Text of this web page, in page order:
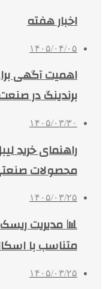
اخبار هفته
۱۴۰۵/۰۴/۰۵
اهمیت آگهی
برندینگ در
۱۴۰۵/۰۳/۳۰
راهنمای خرید
محصولات
۱۴۰۵/۰۳/۲۵
📊 مدیریت
متناسب با
۱۴۰۵/۰۳/۲۵